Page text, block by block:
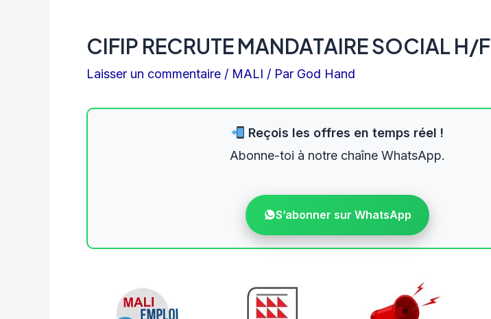
CIFIP RECRUTE MANDATAIRE SOCIAL H/F
Laisser un commentaire / MALI / Par God Hand
Reçois les offres en temps réel !
Abonne-toi à notre chaîne WhatsApp.
S’abonner sur WhatsApp